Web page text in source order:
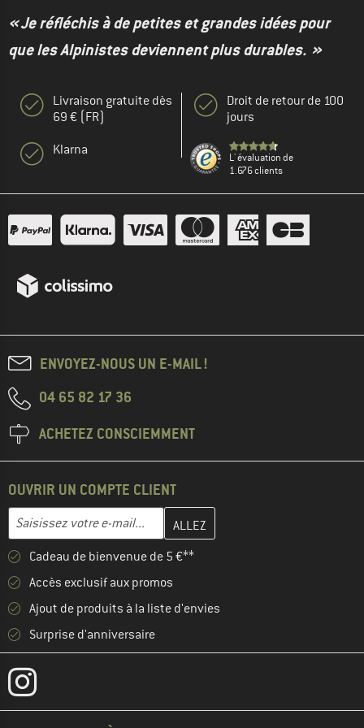
« Je réfléchis à de petites et grandes idées pour
que les Alpinistes deviennent plus durables. »
Livraison gratuite dès
69 € (FR)
Klarna
Droit de retour de 100
jours
L' évaluation de
1.676 clients
ENVOYEZ-NOUS UN E-MAIL !
04 65 82 17 36
ACHETEZ CONSCIEMMENT
OUVRIR UN COMPTE CLIENT
Adresse e-mail
Entrez votre adresse e-mail ici et créez votre compte client à la
Cadeau de bienvenue de 5 €**
Accès exclusif aux promos
Ajout de produits à la liste d'envies
Surprise d'anniversaire